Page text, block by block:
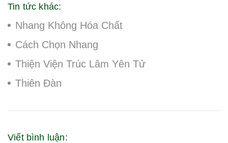
Tin tức khác:
Nhang Không Hóa Chất
Cách Chọn Nhang
Thiện Viện Trúc Lâm Yên Tử
Thiên Đàn
Viết bình luận: